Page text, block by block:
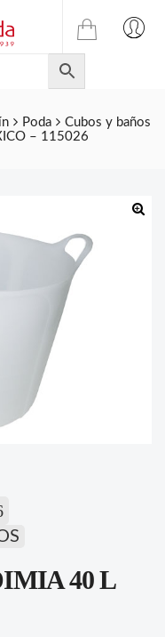
TIENDA
ONLINE
DE
JULIAN
CELDA
S.L.
Poda
Cubos y baños
– 115026
40 L